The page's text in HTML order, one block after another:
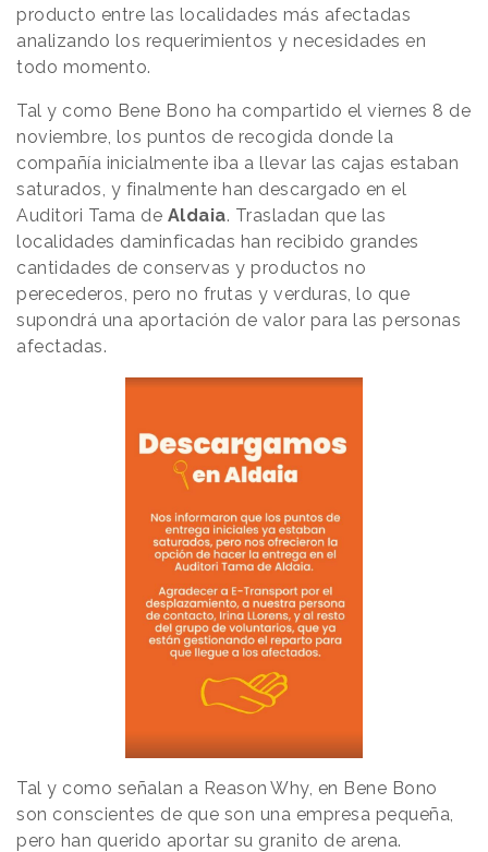
producto entre las localidades más afectadas
analizando los requerimientos y necesidades en
todo momento.
Tal y como Bene Bono ha compartido el viernes 8 de
noviembre, los puntos de recogida donde la
compañía inicialmente iba a llevar las cajas estaban
saturados, y finalmente han descargado en el
Auditori Tama de Aldaia. Trasladan que las
localidades daminficadas han recibido grandes
cantidades de conservas y productos no
perecederos, pero no frutas y verduras, lo que
supondrá una aportación de valor para las personas
afectadas.
Tal y como señalan a Reason Why, en Bene Bono
son conscientes de que son una empresa pequeña,
pero han querido aportar su granito de arena.